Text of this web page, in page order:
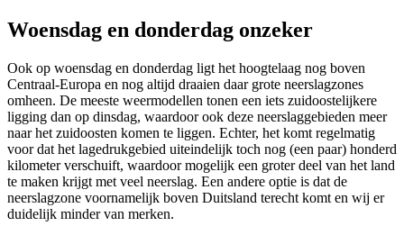
Woensdag en donderdag onzeker
Ook op woensdag en donderdag ligt het hoogtelaag nog boven
Centraal-Europa en nog altijd draaien daar grote neerslagzones
omheen. De meeste weermodellen tonen een iets zuidoostelijkere
ligging dan op dinsdag, waardoor ook deze neerslaggebieden meer
naar het zuidoosten komen te liggen. Echter, het komt regelmatig
voor dat het lagedrukgebied uiteindelijk toch nog (een paar) honderd
kilometer verschuift, waardoor mogelijk een groter deel van het land
te maken krijgt met veel neerslag. Een andere optie is dat de
neerslagzone voornamelijk boven Duitsland terecht komt en wij er
duidelijk minder van merken.